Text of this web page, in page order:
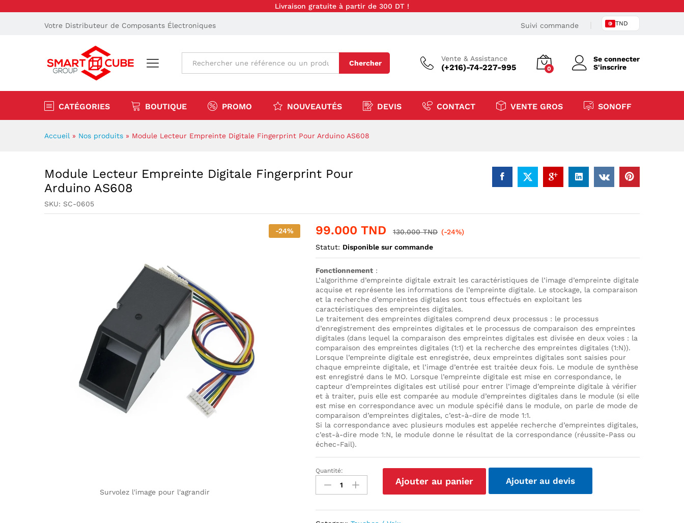
Livraison gratuite à partir de 300 DT !
Votre Distributeur de Composants Électroniques Suivi commande TND
Tout Chercher
Vente & Assistance
(+216)-74-227-995 0
Se connecter
S'inscrire
CATÉGORIES BOUTIQUE PROMO NOUVEAUTÉS DEVIS CONTACT VENTE GROS SONOFF
Accueil » Nos produits » Module Lecteur Empreinte Digitale Fingerprint Pour Arduino AS608
Module Lecteur Empreinte Digitale Fingerprint Pour
Arduino AS608
SKU: SC-0605
-24%
Survolez l'image pour l'agrandir
99.000TND 130.000TND (-24%)
Statut: Disponible sur commande
Fonctionnement :
L’algorithme d’empreinte digitale extrait les caractéristiques de l’image d’empreinte digitale
acquise et représente les informations de l’empreinte digitale. Le stockage, la comparaison
et la recherche d’empreintes digitales sont tous effectués en exploitant les
caractéristiques des empreintes digitales.
Le traitement des empreintes digitales comprend deux processus : le processus
d’enregistrement des empreintes digitales et le processus de comparaison des empreintes
digitales (dans lequel la comparaison des empreintes digitales est divisée en deux voies : la
comparaison des empreintes digitales (1:1) et la recherche des empreintes digitales (1:N)).
Lorsque l’empreinte digitale est enregistrée, deux empreintes digitales sont saisies pour
chaque empreinte digitale, et l’image d’entrée est traitée deux fois. Le module de synthèse
est enregistré dans le MO. Lorsque l’empreinte digitale est mise en correspondance, le
capteur d’empreintes digitales est utilisé pour entrer l’image d’empreinte digitale à vérifier
et à traiter, puis elle est comparée au module d’empreintes digitales dans le module (si elle
est mise en correspondance avec un module spécifié dans le module, on parle de mode de
comparaison d’empreintes digitales, c’est-à-dire de mode 1:1.
Si la correspondance avec plusieurs modules est appelée recherche d’empreintes digitales,
c’est-à-dire mode 1:N, le module donne le résultat de la correspondance (réussite-Pass ou
échec-Fail).
Module
Lecteur
Empreinte
Quantité:
Ajouter au panier Ajouter au devis